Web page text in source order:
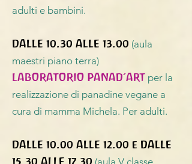
adulti e bambini.
DALLE 10.30 ALLE 13.00 (aula
maestri piano terra)
LABORATORIO PANAD’ART per la
realizzazione di panadine vegane a
cura di mamma Michela. Per adulti.
DALLE 10.00 ALLE 12.00 e DALLE
15.30 ALLE 17.30 (aula V classe